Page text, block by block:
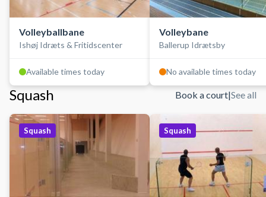
Volleyballbane
Ishøj Idræts & Fritidscenter
Available times today
Volleybane
Ballerup Idrætsby
No available times today
Squash Book a court|See all
Squash Squash